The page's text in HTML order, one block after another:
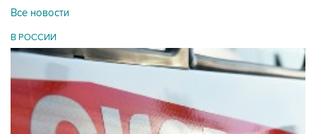
Все новости
В РОССИИ